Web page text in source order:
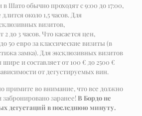
в Шато обычно проходят с 9:00 до 17:00,
около 1,5 часов. Для
визитов,
до 3 часов. Что касается цен,
50 евро за классические визиты (в
замка). Для эксклюзивных визитов
шире и составляет от 100 € до 2500 €
от дегустируемых вин.
примите во внимание, что все должно
заранее! В Бордо не
дегустаций в последнюю минуту.